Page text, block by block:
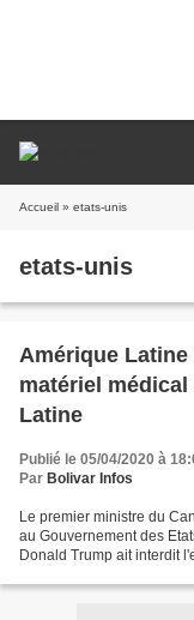
Accueil » etats-unis
etats-unis
Amérique
matériel médical
Latine
Publié le 05/04/2020 à
Par Bolivar Infos
Le premier ministre du
au Gouvernement des
Donald Trump ait interdit